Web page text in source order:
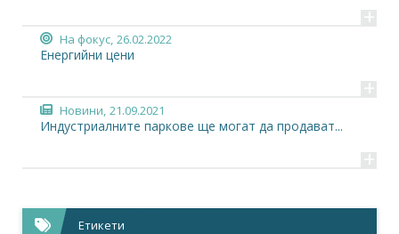
+
На фокус, 26.02.2022
Енергийни цени
+
Новини, 21.09.2021
Индустриалните паркове ще могат да продават...
+
Етикети